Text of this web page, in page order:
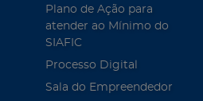
Plano de Ação para
atender ao Mínimo do
SIAFIC
Processo Digital
Sala do Empreendedor